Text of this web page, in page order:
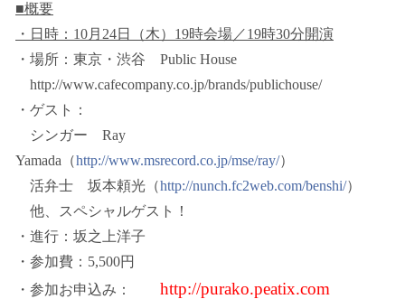
■概要
・日時： 10月 24日（木） 19時会場／19時30分開演
・場所：東京・渋谷 Public House
http://www.cafecompany.co.jp/brands/publichouse/
・ゲスト：
シンガー Ray
Yamada （http://www.msrecord.co.jp/mse/ray/）
活弁士 坂本頼光（http://nunch.fc2web.com/benshi/）
他、スペシャルゲスト！
・進行：坂之上洋子
・参加費： 5,500円
・参加お申込み： http://purako.peatix.com